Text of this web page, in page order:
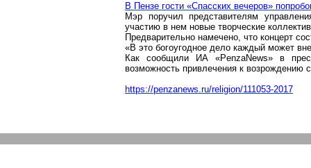
В Пензе гости «Спасских вечеров»
Мэр поручил представителям
участию в нем новые творческие
Предварительно намечено, что концерт
«В это богоугодное дело каждый может
Как сообщили ИА «PenzaNews» в
возможность привлечения к возрождению
https://penzanews.ru/religion/111053-2017